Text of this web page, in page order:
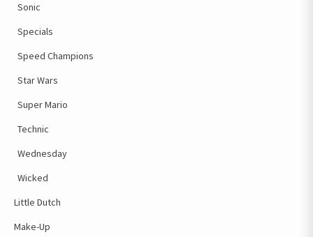
Sonic
Specials
Speed Champions
Star Wars
Super Mario
Technic
Wednesday
Wicked
Little Dutch
Make-Up